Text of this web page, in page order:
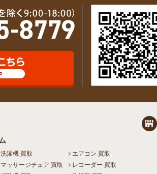
濯機 買取
エアコン 買取
ッサージチェア 買取
レコーダー 買取